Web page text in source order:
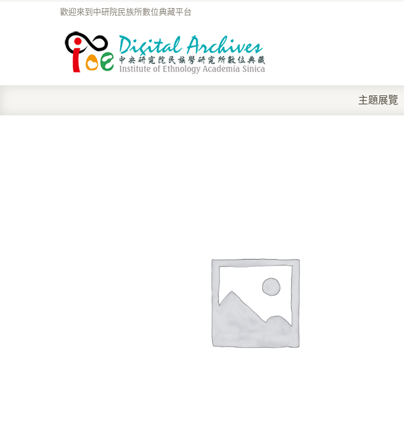
歡迎來到中研院民族所數位典藏平台
主題展覽